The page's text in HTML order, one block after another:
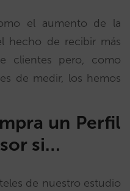
el aumento de la
hecho de recibir más
clientes pero, como
de medir, los hemos
un Perfil
si…
de nuestro estudio